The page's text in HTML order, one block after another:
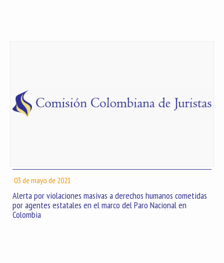
03 de mayo de 2021
Alerta por violaciones masivas a derechos humanos cometidas
por agentes estatales en el marco del Paro Nacional en
Colombia